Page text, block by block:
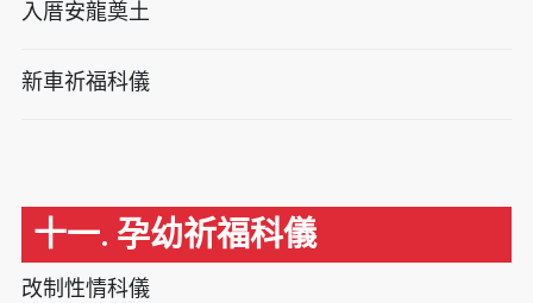
入厝安龍奠土
新車祈福科儀
十一. 孕幼祈福科儀
改制性情科儀